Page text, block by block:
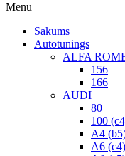
Menu
Sākums
Autotunings
ALFA
156
166
AUDI
80
100
A4
A6 (c4)